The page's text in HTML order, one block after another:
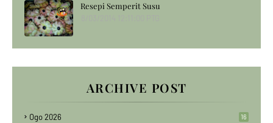
Resepi Semperit Susu
ARCHIVE POST
Ogo 2026 16